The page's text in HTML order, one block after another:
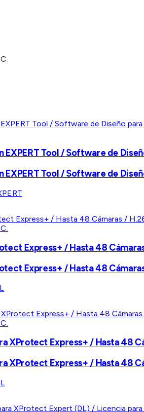
EXPERT Tool / Software de
EXPERT Tool / Software de
Express+ / Hasta 48
Express+ / Hasta 48
XProtect Express+ / Hasta 48
XProtect Express+ / Hasta 48